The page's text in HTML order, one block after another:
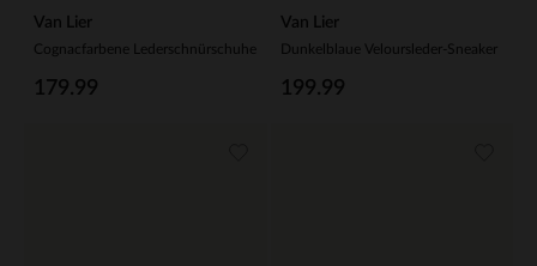
Van Lier
Cognacfarbene Lederschnürschuhe
179.99
Van Lier
Dunkelblaue Veloursleder-Sneaker
199.99